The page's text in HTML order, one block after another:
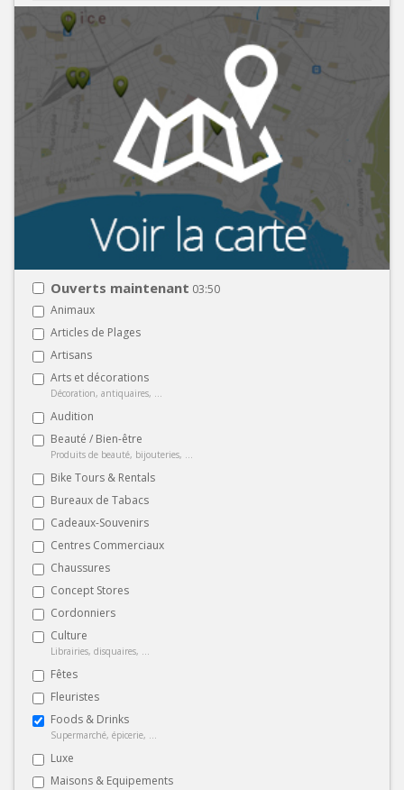
Ouverts maintenant 03:50
Animaux
Articles de Plages
Artisans
Arts et décorations
Décoration, antiquaires, ...
Audition
Beauté / Bien-être
Produits de beauté, bijouteries, ...
Bike Tours & Rentals
Bureaux de Tabacs
Cadeaux-Souvenirs
Centres Commerciaux
Chaussures
Concept Stores
Cordonniers
Culture
Librairies, disquaires, ...
Fêtes
Fleuristes
Foods & Drinks
Supermarché, épicerie, ...
Luxe
Maisons & Equipements